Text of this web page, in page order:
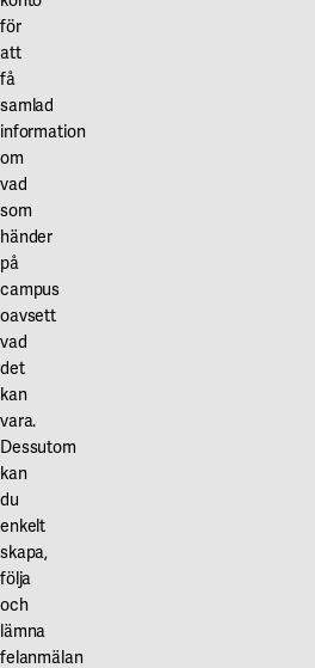
för
att
få
samlad
information
om
vad
som
händer
på
campus
oavsett
vad
det
kan
vara.
Dessutom
kan
du
enkelt
skapa,
följa
och
lämna
felanmälan